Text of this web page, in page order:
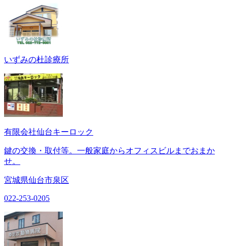
いずみの杜診療所
有限会社仙台キーロック
鍵の交換・取付等。一般家庭からオフィスビルまでおまか
せ。
宮城県仙台市泉区
022-253-0205